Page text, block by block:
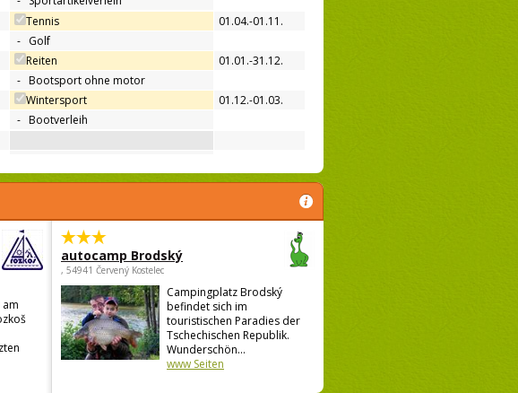
Tennis
01.04.-01.11.
- Golf
Reiten
01.01.-31.12.
- Bootsport ohne motor
Wintersport
01.12.-01.03.
- Bootverleih
autocamp Brodský
, 54941 Červený Kostelec
Campingplatz Brodský
befindet sich im
touristischen Paradies der
Tschechischen Republik.
Wunderschön...
www Seiten